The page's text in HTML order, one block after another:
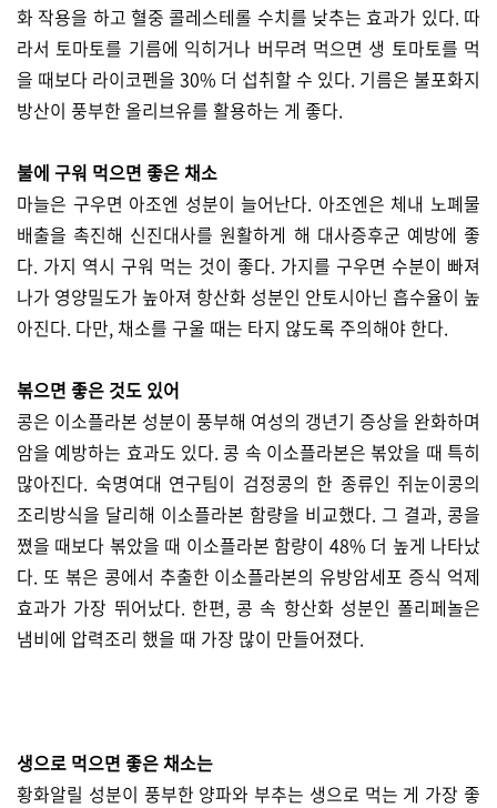
화 작용을 하고 혈중 콜레스테롤 수치를 낮추는 효과가 있다. 따
라서 토마토를 기름에 익히거나 버무려 먹으면 생 토마토를 먹
을 때보다 라이코펜을 30% 더 섭취할 수 있다. 기름은 불포화지
방산이 풍부한 올리브유를 활용하는 게 좋다.
불에 구워 먹으면 좋은 채소
마늘은 구우면 아조엔 성분이 늘어난다. 아조엔은 체내 노폐물
배출을 촉진해 신진대사를 원활하게 해 대사증후군 예방에 좋
다. 가지 역시 구워 먹는 것이 좋다. 가지를 구우면 수분이 빠져
나가 영양밀도가 높아져 항산화 성분인 안토시아닌 흡수율이 높
아진다. 다만, 채소를 구울 때는 타지 않도록 주의해야 한다.
볶으면 좋은 것도 있어
콩은 이소플라본 성분이 풍부해 여성의 갱년기 증상을 완화하며
암을 예방하는 효과도 있다. 콩 속 이소플라본은 볶았을 때 특히
많아진다. 숙명여대 연구팀이 검정콩의 한 종류인 쥐눈이콩의
조리방식을 달리해 이소플라본 함량을 비교했다. 그 결과, 콩을
쪘을 때보다 볶았을 때 이소플라본 함량이 48% 더 높게 나타났
다. 또 볶은 콩에서 추출한 이소플라본의 유방암세포 증식 억제
효과가 가장 뛰어났다. 한편, 콩 속 항산화 성분인 폴리페놀은
냄비에 압력조리 했을 때 가장 많이 만들어졌다.
생으로 먹으면 좋은 채소는
황화알릴 성분이 풍부한 양파와 부추는 생으로 먹는 게 가장 좋